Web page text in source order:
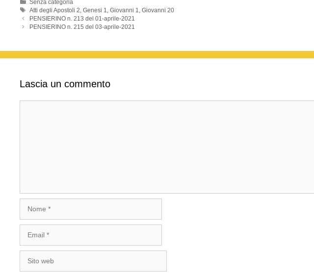
k
Categorie
Senza categoria
Tag
Atti degli Apostoli 2,Genesi 1,Giovanni 1,Giovanni 20
PENSIERINO n. 213 del 01-aprile-2021
PENSIERINO n. 215 del 03-aprile-2021
Lascia un commento
web